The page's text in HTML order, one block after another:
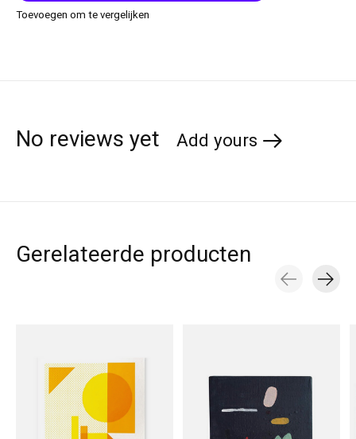
Toevoegen om te vergelijken
No reviews yet Add yours
Gerelateerde producten